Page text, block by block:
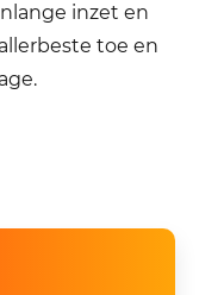
inzet en
toe en